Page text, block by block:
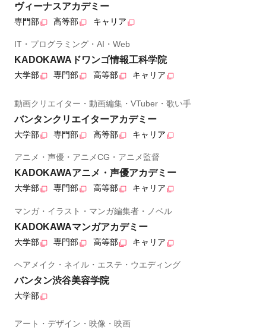
ヴィーナスアカデミー
専門部 高等部 キャリア
IT・プログラミング・AI・Web
KADOKAWAドワンゴ情報工科学院
大学部 専門部 高等部 キャリア
動画クリエイター・動画編集・VTuber・歌い手
バンタンクリエイターアカデミー
大学部 専門部 高等部 キャリア
アニメ・声優・アニメCG・アニメ監督
KADOKAWAアニメ・声優アカデミー
大学部 専門部 高等部 キャリア
マンガ・イラスト・マンガ編集者・ノベル
KADOKAWAマンガアカデミー
大学部 専門部 高等部 キャリア
ヘアメイク・ネイル・エステ・ウエディング
バンタン渋谷美容学院
大学部
アート・デザイン・映像・映画